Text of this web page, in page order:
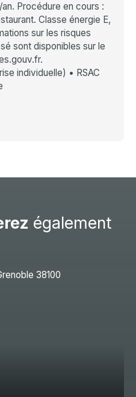
Procédure en cours :
Classe énergie E,
sur les risques
sont disponibles sur le
individuelle) • RSAC
également